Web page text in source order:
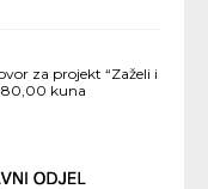
za projekt “Zaželi i
kuna